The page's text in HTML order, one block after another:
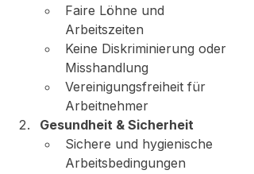
Faire Löhne und
Arbeitszeiten
Keine Diskriminierung oder
Misshandlung
Vereinigungsfreiheit für
Arbeitnehmer
Gesundheit & Sicherheit
Sichere und hygienische
Arbeitsbedingungen